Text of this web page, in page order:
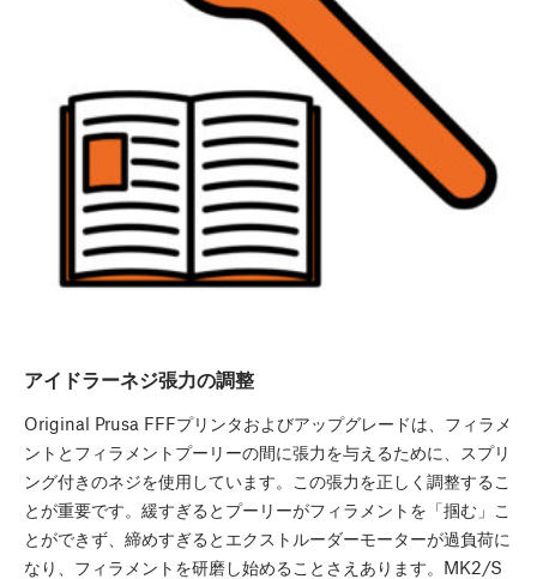
アイドラーネジ張力の調整
Original Prusa FFFプリンタおよびアップグレードは、フィラメ
ントとフィラメントプーリーの間に張力を与えるために、スプリ
ング付きのネジを使用しています。この張力を正しく調整するこ
とが重要です。緩すぎるとプーリーがフィラメントを「掴む」こ
とができず、締めすぎるとエクストルーダーモーターが過負荷に
なり、フィラメントを研磨し始めることさえあります。MK2/S